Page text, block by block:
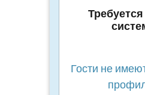
Гости не